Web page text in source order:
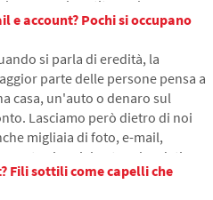
hanno mai sentito parlare.
spiegheremo cosa
perché il contenuto di
viene salvato in diverse parti
mondo e perché senza essa
odierno difficilmente
e account? Pochi si occupano
si parla di eredità, la
parte delle persone pensa a
casa, un'auto o denaro sul
Lasciamo però dietro di noi
migliaia di foto, e-mail,
sui social network o dati
nel cloud. Cosa accadrà loro
Fili sottili come capelli che